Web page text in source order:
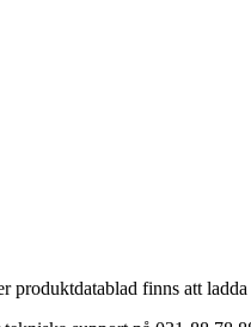
produktdatablad finns att